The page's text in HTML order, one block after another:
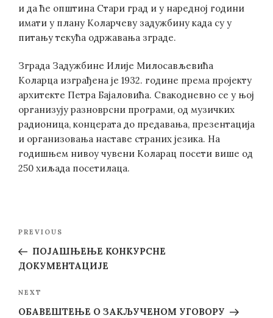
и да ће општина Стари град и у наредној години
имати у плану Коларчеву задужбину када су у
питању текућа одржавања зграде.
Зграда Задужбине Илије Милосављевића
Коларца изграђена је 1932. године према пројекту
архитекте Петра Бајаловића. Свакодневно се у њој
организују разноврсни програми, од музичких
радионица, концерата до предавања, презентација
и организовања наставе страних језика. На
годишњем нивоу чувени Коларац посети више од
250 хиљада посетилаца.
Previous
Post
PREVIOUS
ПОЈАШЊЕЊЕ КОНКУРСНЕ
ДОКУМЕНТАЦИЈЕ
Next
Post
NEXT
ОБАВЕШТЕЊЕ О ЗАКЉУЧЕНОМ УГОВОРУ